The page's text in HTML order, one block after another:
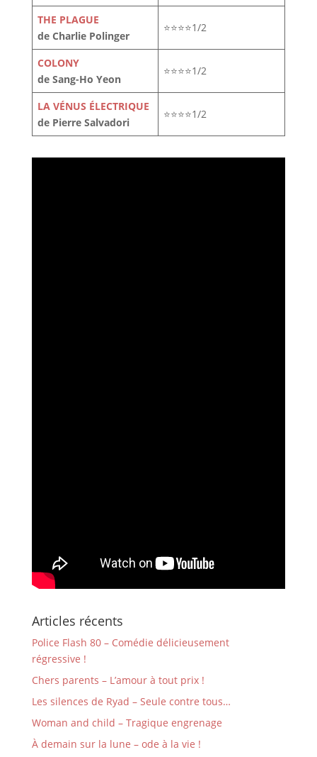
THE PLAGUE
de Charlie Polinger
⭐⭐⭐⭐1/2
COLONY
de Sang-Ho Yeon
⭐⭐⭐⭐1/2
LA VÉNUS ÉLECTRIQUE
de Pierre Salvadori
⭐⭐⭐⭐1/2
Articles récents
Police Flash 80 – Comédie délicieusement
régressive !
Chers parents – L’amour à tout prix !
Les silences de Ryad – Seule contre tous…
Woman and child – Tragique engrenage
À demain sur la lune – ode à la vie !